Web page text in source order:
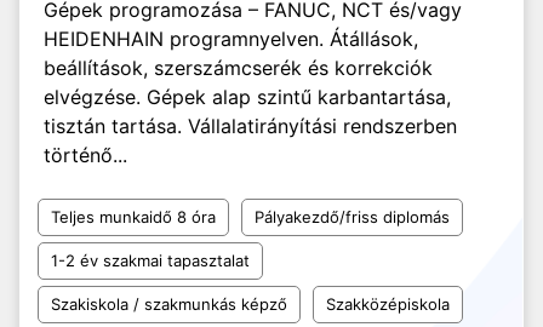
Gépek programozása – FANUC, NCT és/vagy
HEIDENHAIN programnyelven. Átállások,
beállítások, szerszámcserék és korrekciók
elvégzése. Gépek alap szintű karbantartása,
tisztán tartása. Vállalatirányítási rendszerben
történő...
Teljes munkaidő 8 óra Pályakezdő/friss diplomás
1-2 év szakmai tapasztalat
Szakiskola / szakmunkás képző Szakközépiskola